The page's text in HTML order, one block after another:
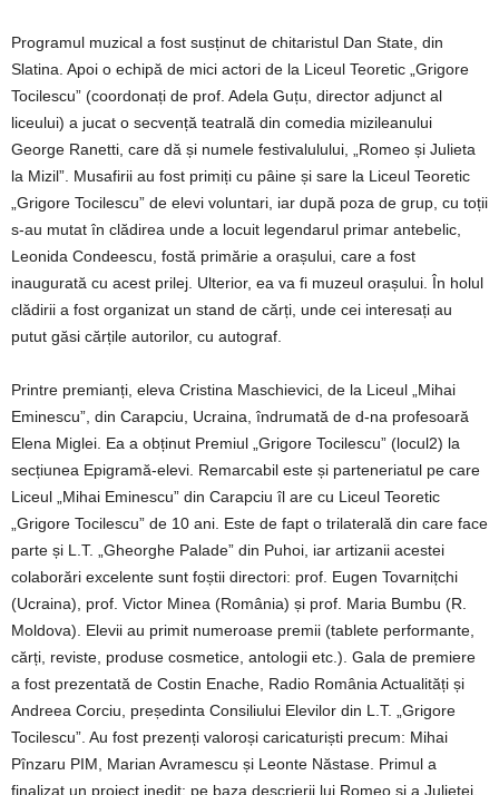
Programul muzical a fost susținut de chitaristul Dan State, din
Slatina. Apoi o echipă de mici actori de la Liceul Teoretic „Grigore
Tocilescu” (coordonați de prof. Adela Guțu, director adjunct al
liceului) a jucat o secvență teatrală din comedia mizileanului
George Ranetti, care dă și numele festivalulului, „Romeo și Julieta
la Mizil”. Musafirii au fost primiți cu pâine și sare la Liceul Teoretic
„Grigore Tocilescu” de elevi voluntari, iar după poza de grup, cu toții
s-au mutat în clădirea unde a locuit legendarul primar antebelic,
Leonida Condeescu, fostă primărie a orașului, care a fost
inaugurată cu acest prilej. Ulterior, ea va fi muzeul orașului. În holul
clădirii a fost organizat un stand de cărți, unde cei interesați au
putut găsi cărțile autorilor, cu autograf.
Printre premianți, eleva Cristina Maschievici, de la Liceul „Mihai
Eminescu”, din Carapciu, Ucraina, îndrumată de d-na profesoară
Elena Miglei. Ea a obținut Premiul „Grigore Tocilescu” (locul2) la
secțiunea Epigramă-elevi. Remarcabil este și parteneriatul pe care
Liceul „Mihai Eminescu” din Carapciu îl are cu Liceul Teoretic
„Grigore Tocilescu” de 10 ani. Este de fapt o trilaterală din care face
parte și L.T. „Gheorghe Palade” din Puhoi, iar artizanii acestei
colaborări excelente sunt foștii directori: prof. Eugen Tovarnițchi
(Ucraina), prof. Victor Minea (România) și prof. Maria Bumbu (R.
Moldova). Elevii au primit numeroase premii (tablete performante,
cărți, reviste, produse cosmetice, antologii etc.). Gala de premiere
a fost prezentată de Costin Enache, Radio România Actualități și
Andreea Corciu, președinta Consiliului Elevilor din L.T. „Grigore
Tocilescu”. Au fost prezenți valoroși caricaturiști precum: Mihai
Pînzaru PIM, Marian Avramescu și Leonte Năstase. Primul a
finalizat un proiect inedit: pe baza descrierii lui Romeo și a Julietei,